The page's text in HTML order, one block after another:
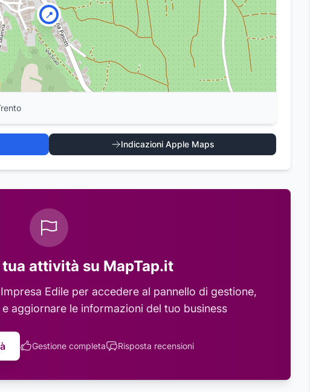
📍
Indicazioni Apple Maps
attività su MapTap.it
Edile per accedere al pannello di gestione,
aggiornare le informazioni del tuo business
Gestione completa Risposta recensioni